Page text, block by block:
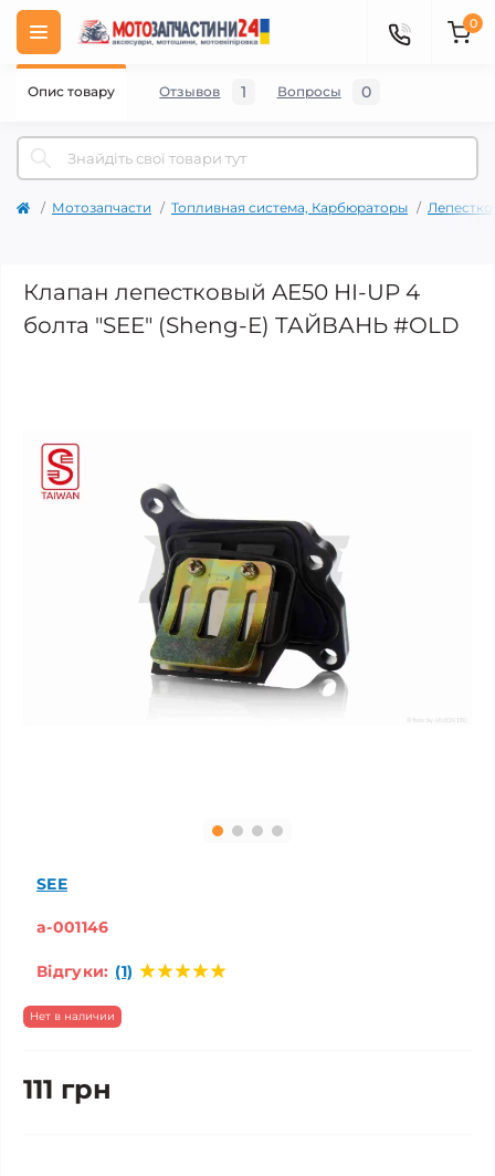
0
Мотозапчасти Топливная система, Карбюраторы
Клапан лепестковый AE50 HI-UP 4
болта "SEE" (Sheng-E) ТАЙВАНЬ #OLD
SEE
a-001146
Відгуки: (1)
Нет в наличии
111 грн
Опис товару Отзывов 1 Вопросы 0